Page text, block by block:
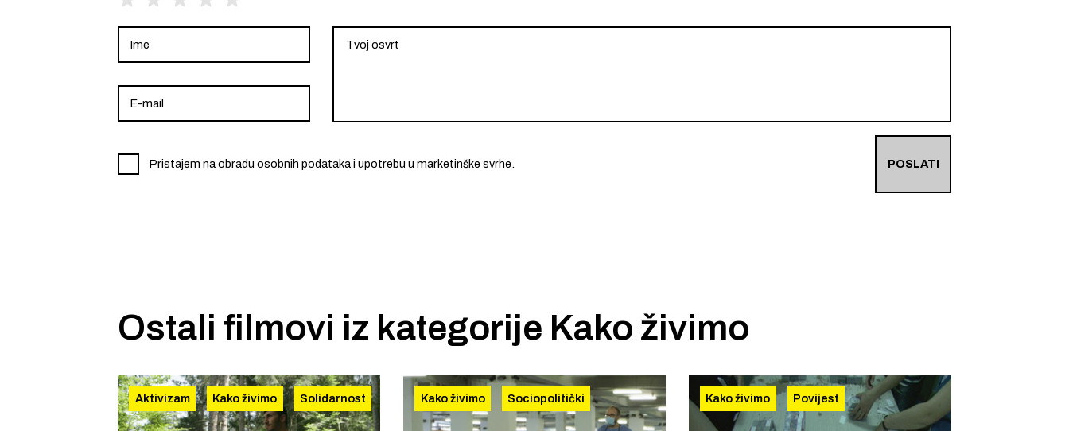
Pristajem na obradu osobnih podataka i upotrebu u marketinške svrhe. POSLATI
Ostali filmovi iz kategorije Kako živimo
Aktivizam Kako živimo Solidarnost Kako živimo Sociopolitički Kako živimo Povijest